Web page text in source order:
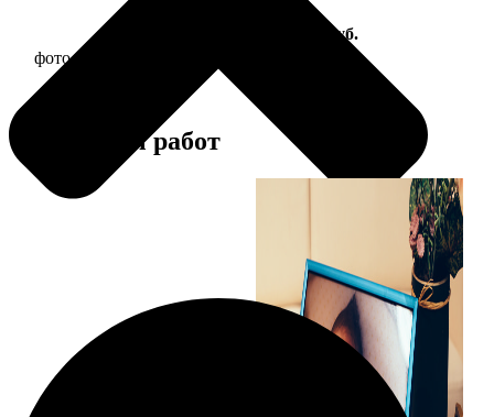
Цена, руб.
фото 15х20 в деревянной рамке
Примеры работ